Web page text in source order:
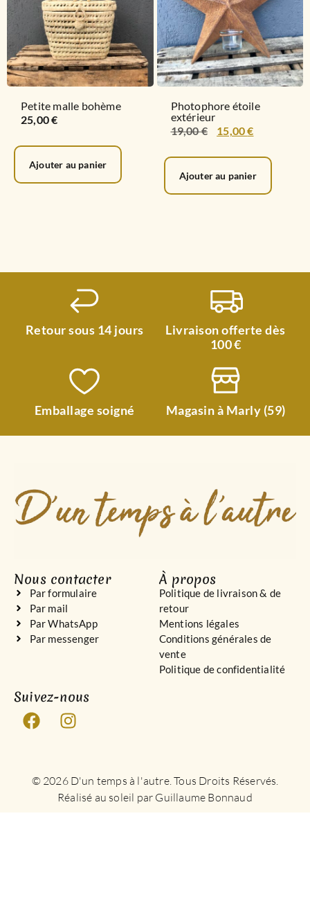
Petite malle bohème
25,00€
Ajouter au panier
Photophore étoile
extérieur
19,00€ 15,00€
Ajouter au panier
Retour sous 14 jours
Livraison offerte dès
100 €
Emballage soigné Magasin à Marly (59)
Nous contacter
Par formulaire
Par mail
Par WhatsApp
Par messenger
À propos
Politique de livraison & de
retour
Mentions légales
Conditions générales de
vente
Politique de confidentialité
Suivez-nous
© 2026 D'un temps à l'autre. Tous Droits Réservés.
Réalisé au soleil par Guillaume Bonnaud